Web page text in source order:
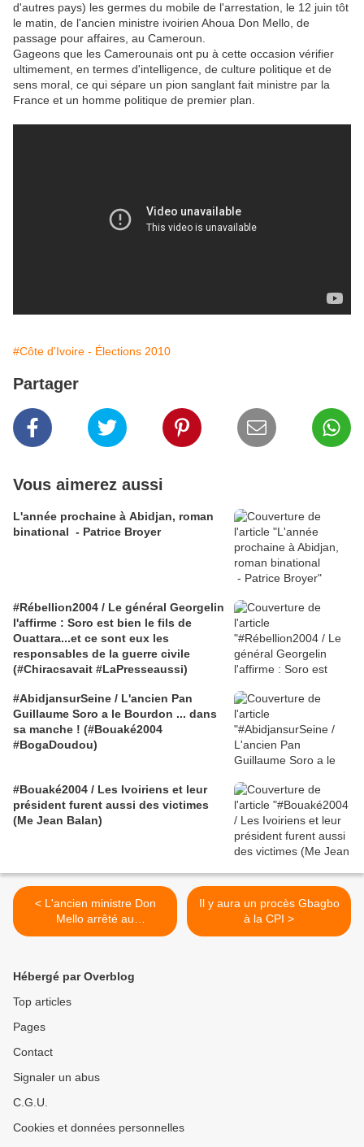
d'autres pays) les germes du mobile de l'arrestation, le 12 juin tôt
le matin, de l'ancien ministre ivoirien Ahoua Don Mello, de
passage pour affaires, au Cameroun.
Gageons que les Camerounais ont pu à cette occasion vérifier
ultimement, en termes d'intelligence, de culture politique et de
sens moral, ce qui sépare un pion sanglant fait ministre par la
France et un homme politique de premier plan.
#Côte d'Ivoire - Élections 2010
Partager
Vous aimerez aussi
L'année prochaine à Abidjan, roman
binational - Patrice Broyer
#Rébellion2004 / Le général Georgelin
l'affirme : Soro est bien le fils de
Ouattara...et ce sont eux les
responsables de la guerre civile
(#Chiracsavait #LaPresseaussi)
#AbidjansurSeine / L'ancien Pan
Guillaume Soro a le Bourdon ... dans
sa manche ! (#Bouaké2004
#BogaDoudou)
#Bouaké2004 / Les Ivoiriens et leur
président furent aussi des victimes
(Me Jean Balan)
< L'ancien ministre Don
Mello arrêté au
Cameroun.... les raisons de
Il y aura un procès Gbagbo
à la CPI >
Hébergé par Overblog
Top articles
Pages
Contact
Signaler un abus
C.G.U.
Cookies et données personnelles